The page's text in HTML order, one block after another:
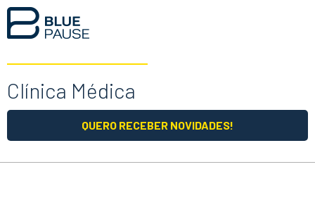
Clínica Médica
QUERO RECEBER NOVIDADES!